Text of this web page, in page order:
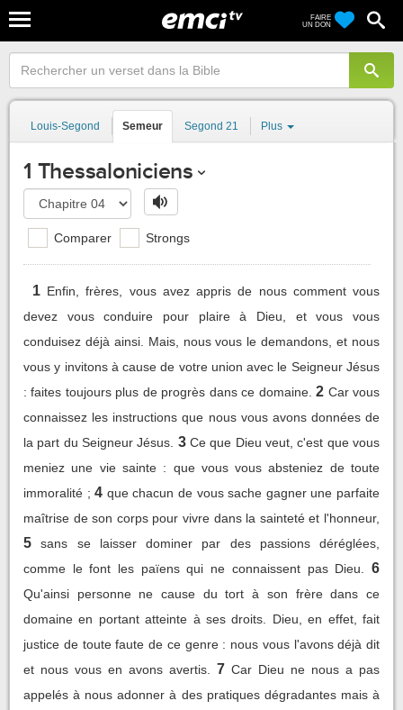
FAIRE
UN DON
Louis-Segond Semeur Segond 21 Plus
1 Thessaloniciens
Comparer Strongs
1 Enfin, frères, vous avez appris de nous comment vous
devez vous conduire pour plaire à Dieu, et vous vous
conduisez déjà ainsi. Mais, nous vous le demandons, et nous
vous y invitons à cause de votre union avec le Seigneur Jésus
: faites toujours plus de progrès dans ce domaine. 2 Car vous
connaissez les instructions que nous vous avons données de
la part du Seigneur Jésus. 3 Ce que Dieu veut, c'est que vous
meniez une vie sainte : que vous vous absteniez de toute
immoralité ; 4 que chacun de vous sache gagner une parfaite
maîtrise de son corps pour vivre dans la sainteté et l'honneur,
5
sans se laisser dominer par des passions déréglées,
comme le font les païens qui ne connaissent pas Dieu.
6
Qu'ainsi personne ne cause du tort à son frère dans ce
domaine en portant atteinte à ses droits. Dieu, en effet, fait
justice de toute faute de ce genre : nous vous l'avons déjà dit
et nous vous en avons avertis.
7 Car Dieu ne nous a pas
appelés à nous adonner à des pratiques dégradantes mais à